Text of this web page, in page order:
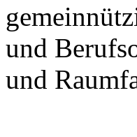
und
und